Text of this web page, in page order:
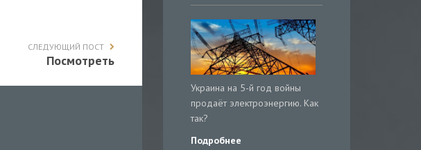
СЛЕДУЮЩИЙ ПОСТ
Посмотреть
Украина на 5-й год войны
продаёт электроэнергию. Как
так?
Подробнее